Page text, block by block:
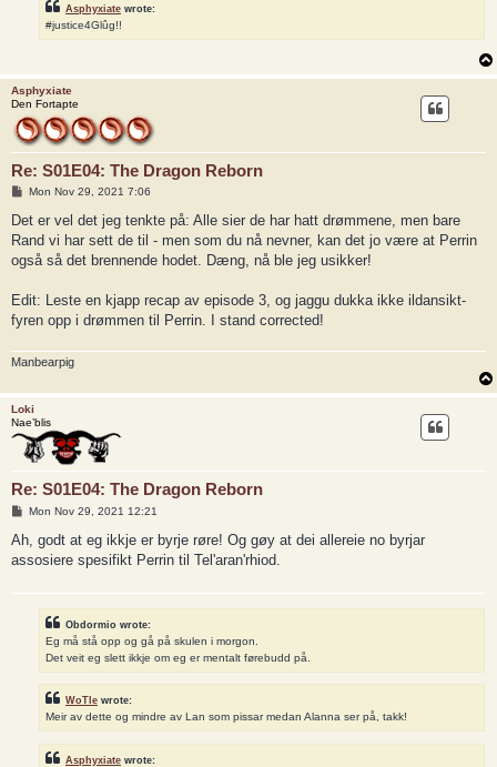
Asphyxiate wrote:
#justice4Glûg!!
Asphyxiate
Den Fortapte
Re: S01E04: The Dragon Reborn
P
s
Mon Nov 29, 2021 7:06
Det er vel det jeg tenkte på: Alle sier de har hatt drømmene, men bare
Rand vi har sett de til - men som du nå nevner, kan det jo være at Perrin
også så det brennende hodet. Dæng, nå ble jeg usikker!
Edit: Leste en kjapp recap av episode 3, og jaggu dukka ikke ildansikt-
fyren opp i drømmen til Perrin. I stand corrected!
Manbearpig
Loki
Nae’blis
Re: S01E04: The Dragon Reborn
P
s
Mon Nov 29, 2021 12:21
Ah, godt at eg ikkje er byrje røre! Og gøy at dei allereie no byrjar
assosiere spesifikt Perrin til Tel'aran'rhiod.
Obdormio wrote:
Eg må stå opp og gå på skulen i morgon.
Det veit eg slett ikkje om eg er mentalt førebudd på.
WoTle wrote:
Meir av dette og mindre av Lan som pissar medan Alanna ser på, takk!
Asphyxiate wrote: